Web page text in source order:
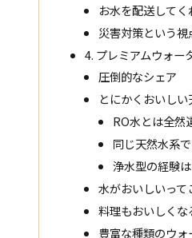
お水を配送してく
災害対策という視
4. プレミアムウォー
圧倒的なシェア
とにかくおいしい
RO水とは全然
同じ天然水系
浄水型の経験
水がおいしいっ
料理もおいしくな
豊富な種類のウ